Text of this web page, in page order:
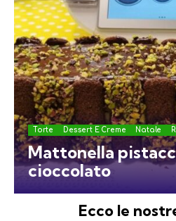
Torte Dessert E Creme Natale
Mattonella
cioccolato
Ecco le